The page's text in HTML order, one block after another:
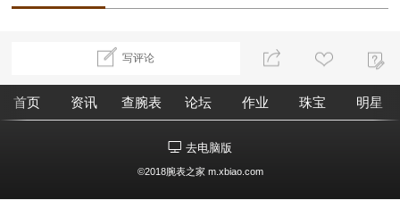
写评论
首页 资讯 查腕表 论坛 作业 珠宝 明星
去电脑版
©2018腕表之家 m.xbiao.com